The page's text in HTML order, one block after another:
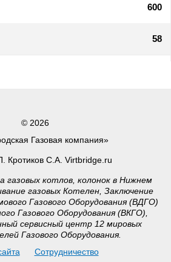
600
58
© 2026
Газовая компания»
Кротиков С.А. Virtbridge.ru
газовых котлов, колонок в Нижнем
газовых Котелен, Заключение
Газового Оборудования (ВДГО)
Газового Оборудования (ВКГО),
сервисный центр 12 мировых
Газового Оборудования.
Сотрудничество